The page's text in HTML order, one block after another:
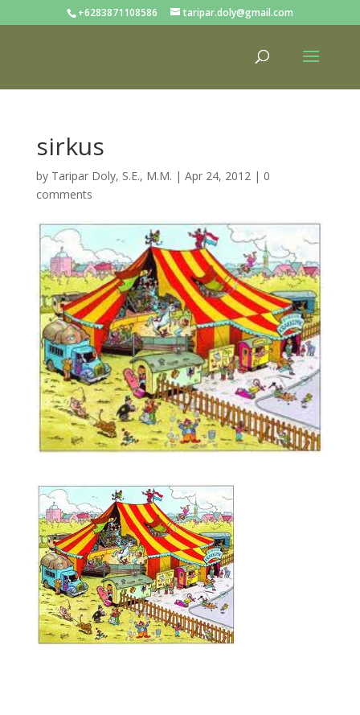
+6283871108586 taripar.doly@gmail.com
sirkus
by Taripar Doly, S.E., M.M. | Apr 24, 2012| 0
comments